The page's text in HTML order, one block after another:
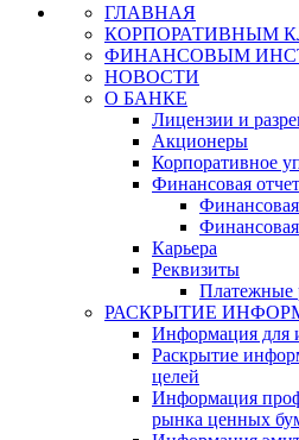
ГЛАВНАЯ
КОРПОРАТИВНЫМ
ФИНАНСОВЫМ
НОВОСТИ
О БАНКЕ
Лицензии и
Акционеры
Корпоративное
Финансовая
Карьера
Реквизиты
Платежные
РАСКРЫТИЕ
Информация для
Раскрытие
целей
Информация
рынка ценных